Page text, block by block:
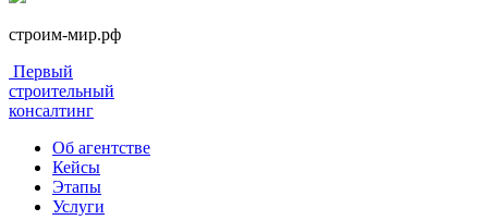
строим-мир.рф
Первый
строительный
консалтинг
Об агентстве
Кейсы
Этапы
Услуги